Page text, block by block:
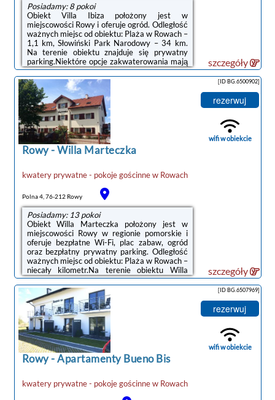
Posiadamy: 8 pokoi
Obiekt Villa Ibiza położony jest w
miejscowości Rowy i oferuje ogród. Odległość
ważnych miejsc od obiektu: Plaża w Rowach –
1,1 km, Słowiński Park Narodowy – 34 km.
Na terenie obiektu znajduje się prywatny
parking.Niektóre opcje zakwaterowania mają
taras lub balkon z widokiem na miasto lub
widokiem na morze.Odległość ważnych
miejsc od obiektu: Promenada w Ustce – 24
km, Latarnia morska w Ustce – 24 km.
Lotnisko Lotnisko Gdańsk-Rębiechowo
znajduje się 135 km od obiektu.Doba
hotelowa od godziny 15:00 do 10:00.W
obiekcie obowiązuje zakaz organizowania
wieczorów panieńskich, ...
szczegóły
Rowy-Willa Marteczka
kwatery prywatne - pokoje gościnnew Rowach
Polna 4, 76-212 Rowy
Posiadamy: 13 pokoi
Obiekt Willa Marteczka położony jest w
miejscowości Rowy w regionie pomorskie i
oferuje bezpłatne Wi-Fi, plac zabaw, ogród
oraz bezpłatny prywatny parking. Odległość
ważnych miejsc od obiektu: Plaża w Rowach –
niecały kilometr.Na terenie obiektu Willa
Marteczka znajduje się sprzęt do
grillowania.Odległość ważnych miejsc od
obiektu: Słowiński Park Narodowy – 33 km,
Promenada w Ustce – 23 km. Lotnisko
Lotnisko Gdańsk-Rębiechowo znajduje się
134 km od obiektu.Doba hotelowa od godziny
15:00 do 10:00.W obiekcie obowiązuje zakaz
organizowania wieczorów panieńskich,
kawalerskich ...
[ID BG.6500902]
rezerwuj
wifi w obiekcie
szczegóły
Rowy-Apartamenty Bueno Bis
kwatery prywatne - pokoje gościnnew Rowach
[ID BG.6507969]
rezerwuj
wifi w obiekcie